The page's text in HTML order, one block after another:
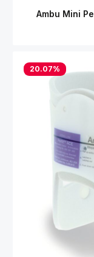
Ambu Mini
20.07%